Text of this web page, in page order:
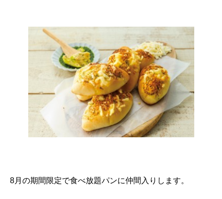
8月の期間限定で食べ放題パンに仲間入りします。